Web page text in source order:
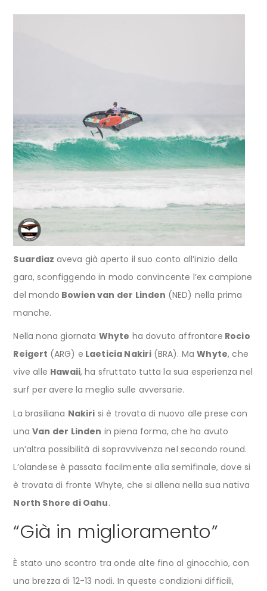
Suardiaz aveva già aperto il suo conto all’inizio della
gara, sconfiggendo in modo convincente l’ex campione
del mondo Bowien van der Linden (NED) nella prima
manche.
Nella nona giornata Whyte ha dovuto affrontare Rocio
Reigert (ARG) e Laeticia Nakiri (BRA). MaWhyte, che
vive alle Hawaii, ha sfruttato tutta la sua esperienza nel
surf per avere la meglio sulle avversarie.
La brasiliana Nakiri si è trovata di nuovo alle prese con
unaVan der Linden in piena forma, che ha avuto
un’altra possibilità di sopravvivenza nel secondo round.
L’olandese è passata facilmente alla semifinale, dove si
è trovata di fronte Whyte, che si allena nella sua nativa
North Shore di Oahu.
“Già in miglioramento”
È stato uno scontro tra onde alte fino al ginocchio, con
una brezza di 12-13 nodi. In queste condizioni difficili,